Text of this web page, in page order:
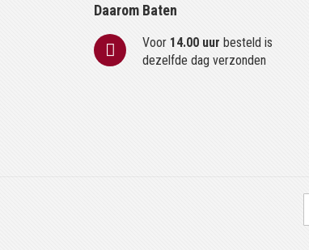
Daarom Baten
Voor 14.00 uur besteld is
dezelfde dag verzonden